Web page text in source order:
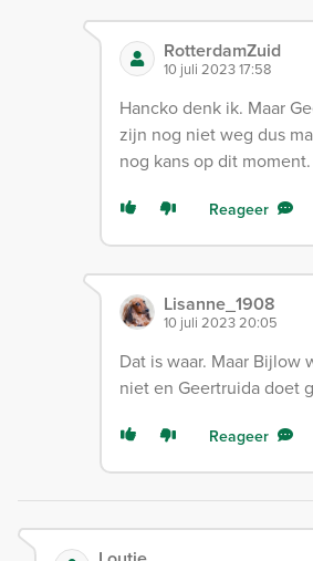
RotterdamZuid
10 juli 2023 17:58
Hancko denk ik. Maar
zijn nog niet weg dus
nog kans op dit moment.
Reageer
Lisanne_1908
10 juli 2023 20:05
Dat is waar. Maar Bijlow
niet en Geertruida doet
Reageer